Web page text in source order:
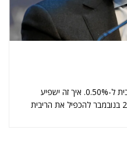
בנק אנגליה החליט להעלות את הריבית ל-0.50%. איך זה ישפיע
עליכם? ההצהרה של בנק אנגליה ב-2 בנובמבר להכפיל את הריבית